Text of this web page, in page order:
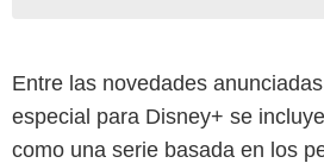
Entre las novedades
especial para Disney+ se
como una serie basada en los